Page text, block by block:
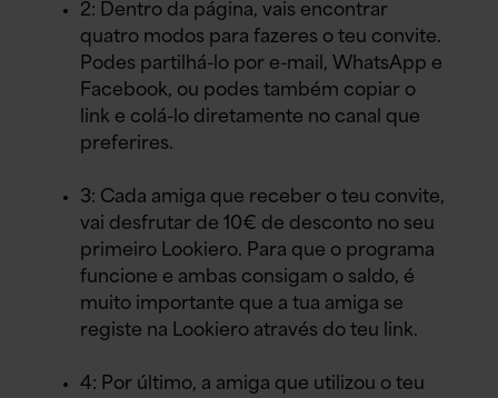
2: Dentro da página, vais encontrar
quatro modos para fazeres o teu convite.
Podes partilhá-lo por e-mail, WhatsApp e
Facebook, ou podes também copiar o
link e colá-lo diretamente no canal que
preferires.
3: Cada amiga que receber o teu convite,
vai desfrutar de 10€ de desconto no seu
primeiro Lookiero. Para que o programa
funcione e ambas consigam o saldo, é
muito importante que a tua amiga se
registe na Lookiero através do teu link.
4: Por último, a amiga que utilizou o teu